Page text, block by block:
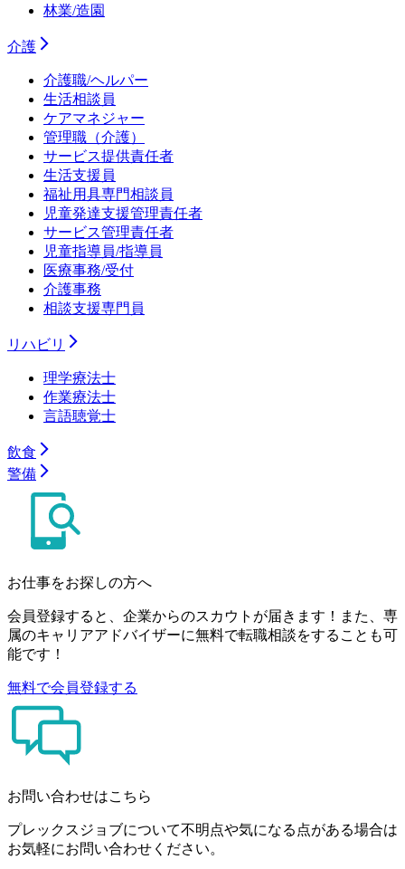
林業/造園
介護
介護職/ヘルパー
生活相談員
ケアマネジャー
管理職（介護）
サービス提供責任者
生活支援員
福祉用具専門相談員
児童発達支援管理責任者
サービス管理責任者
児童指導員/指導員
医療事務/受付
介護事務
相談支援専門員
リハビリ
理学療法士
作業療法士
言語聴覚士
飲食
警備
お仕事をお探しの方へ
会員登録すると、企業からのスカウトが届きます！また、専
属のキャリアアドバイザーに無料で転職相談をすることも可
能です！
無料で会員登録する
お問い合わせはこちら
プレックスジョブについて不明点や気になる点がある場合は
お気軽にお問い合わせください。